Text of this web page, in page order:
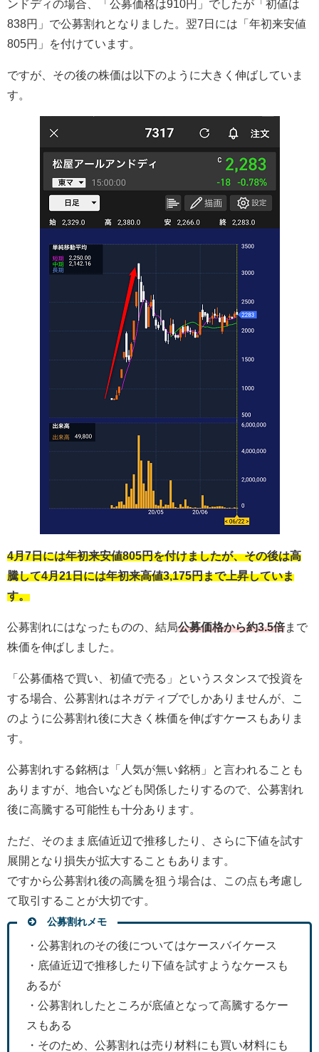
ンドディの場合、「公募価格は910円」でしたが「初値は
838円」で公募割れとなりました。翌7日には「年初来安値
805円」を付けています。
ですが、その後の株価は以下のように大きく伸ばしていま
す。
4月7日には年初来安値805円を付けましたが、その後は高
騰して4月21日には年初来高値3,175円まで上昇していま
す。
公募割れにはなったものの、結局公募価格から約3.5倍まで
株価を伸ばしました。
「公募価格で買い、初値で売る」というスタンスで投資を
する場合、公募割れはネガティブでしかありませんが、こ
のように公募割れ後に大きく株価を伸ばすケースもありま
す。
公募割れする銘柄は「人気が無い銘柄」と言われることも
ありますが、地合いなども関係したりするので、公募割れ
後に高騰する可能性も十分あります。
ただ、そのまま底値近辺で推移したり、さらに下値を試す
展開となり損失が拡大することもあります。
ですから公募割れ後の高騰を狙う場合は、この点も考慮し
て取引することが大切です。
公募割れメモ
・公募割れのその後についてはケースバイケース
・底値近辺で推移したり下値を試すようなケースも
あるが
・公募割れしたところが底値となって高騰するケー
スもある
・そのため、公募割れは売り材料にも買い材料にも